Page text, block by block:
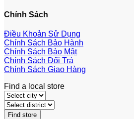
Chính Sách
Điều Khoản Sử Dụng
Chính Sách Bảo Hành
Chính Sách Bảo Mật
Chính Sách Đổi Trả
Chính Sách Giao Hàng
Find a local store